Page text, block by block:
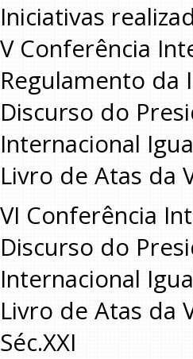
Iniciativas
V Conferência
Regulamento da
Discurso do
Internacional
Livro de Atas da
VI Conferência
Discurso do
Internacional
Livro de Atas da
Séc.XXI